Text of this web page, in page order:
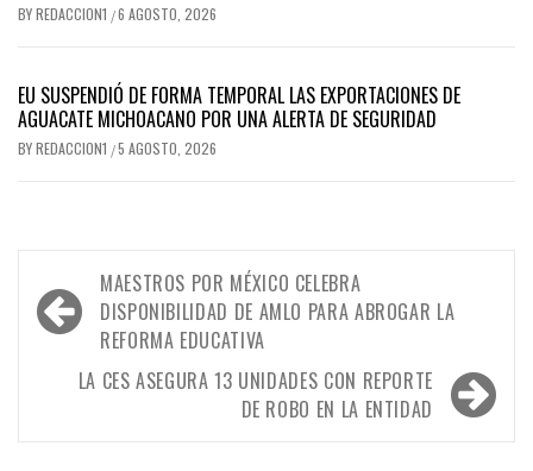
BYREDACCION1 /6 AGOSTO, 2026
EU SUSPENDIÓ DE FORMA TEMPORAL LAS EXPORTACIONES DE
AGUACATE MICHOACANO POR UNA ALERTA DE SEGURIDAD
BYREDACCION1 /5 AGOSTO, 2026
Navegación
de
entradas
MAESTROS POR MÉXICO CELEBRA
DISPONIBILIDAD DE AMLO PARA ABROGAR LA
REFORMA EDUCATIVA
LA CES ASEGURA 13 UNIDADES CON REPORTE
DE ROBO EN LA ENTIDAD